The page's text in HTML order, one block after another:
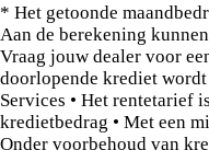
* Het getoonde
Aan de berekening
Vraag jouw dealer voor
doorlopende krediet
Services • Het rentetarief
kredietbedrag • Met een
Onder voorbehoud van